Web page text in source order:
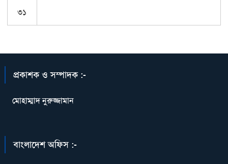
৩১
প্রকাশক ও সম্পাদক :-
মোহাম্মাদ নুরুজ্জামান
বাংলাদেশ অফিস :-